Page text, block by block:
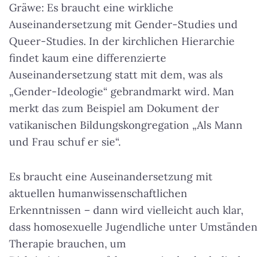
Gräwe: Es braucht eine wirkliche
Auseinandersetzung mit Gender-Studies und
Queer-Studies. In der kirchlichen Hierarchie
findet kaum eine differenzierte
Auseinandersetzung statt mit dem, was als
„Gender-Ideologie“ gebrandmarkt wird. Man
merkt das zum Beispiel am Dokument der
vatikanischen Bildungskongregation „Als Mann
und Frau schuf er sie“.
Es braucht eine Auseinandersetzung mit
aktuellen humanwissenschaftlichen
Erkenntnissen – dann wird vielleicht auch klar,
dass homosexuelle Jugendliche unter Umständen
Therapie brauchen, um